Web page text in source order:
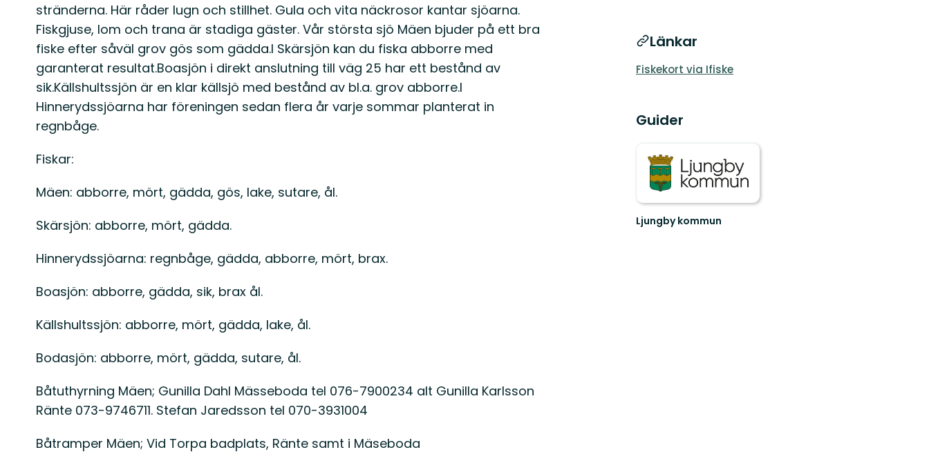
stränderna. Här råder lugn och stillhet. Gula och vita näckrosor kantar sjöarna.
Fiskgjuse, lom och trana är stadiga gäster. Vår största sjö Mäen bjuder på ett bra
fiske efter såväl grov gös som gädda.I Skärsjön kan du fiska abborre med
garanterat resultat.Boasjön i direkt anslutning till väg 25 har ett bestånd av
sik.Källshultssjön är en klar källsjö med bestånd av bl.a. grov abborre.I
Hinnerydssjöarna har föreningen sedan flera år varje sommar planterat in
regnbåge.
Fiskar:
Mäen: abborre, mört, gädda, gös, lake, sutare, ål.
Skärsjön: abborre, mört, gädda.
Hinnerydssjöarna: regnbåge, gädda, abborre, mört, brax.
Boasjön: abborre, gädda, sik, brax ål.
Källshultssjön: abborre, mört, gädda, lake, ål.
Bodasjön: abborre, mört, gädda, sutare, ål.
Båtuthyrning Mäen; Gunilla Dahl Mässeboda tel 076-7900234 alt Gunilla Karlsson
Ränte 073-9746711. Stefan Jaredsson tel 070-3931004
Båtramper Mäen; Vid Torpa badplats, Ränte samt i Mäseboda
Länkar
Fiskekort via Ifiske
Guider
Ljungby kommun